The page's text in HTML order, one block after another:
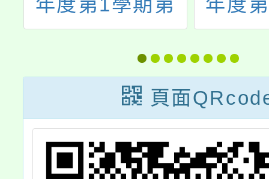
學期第
（課）
年度第1學期第
7~12次代理
（課）教師甄選
簡章（1次公告
分次招考）
頁面